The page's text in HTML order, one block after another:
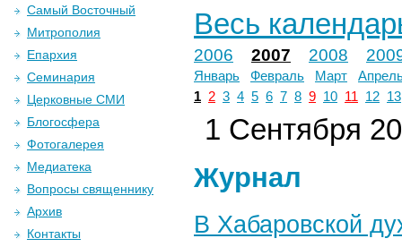
Весь
2006 2007 2008
Январь Февраль Март
1 2 3 4 5 6 7 8 9 10 11 12 13
1 Сентября
Журнал
В Хабаровской
Самый Восточный
Митрополия
Епархия
Семинария
Церковные СМИ
Блогосфера
Фотогалерея
Медиатека
Вопросы священнику
Архив
Контакты